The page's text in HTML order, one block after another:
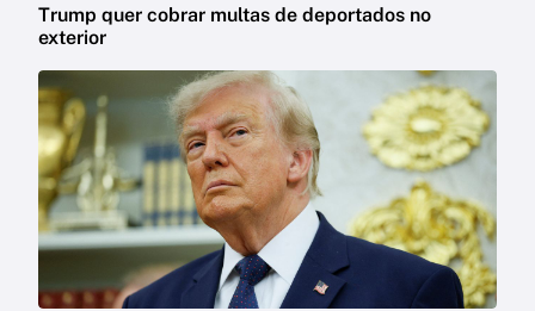
Trump quer cobrar multas de deportados no
exterior